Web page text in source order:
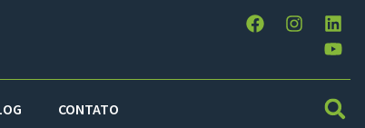
CONTATO